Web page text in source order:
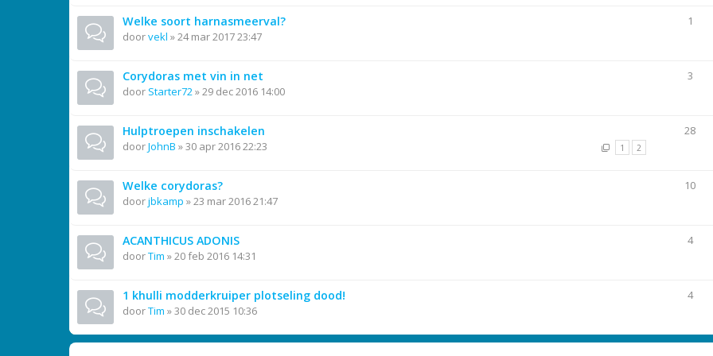
Welke soort harnasmeerval?
doorvekl »24 mar 2017 23:47
1
Corydoras met vin in net
door Starter72»29 dec 2016 14:00
3
Hulptroepen inschakelen
doorJohnB »30 apr 2016 22:23 1 2
28
Welke corydoras?
doorjbkamp »23 mar 2016 21:47
10
ACANTHICUS ADONIS
doorTim »20 feb 2016 14:31
4
1 khulli modderkruiper plotseling dood!
doorTim »30 dec 2015 10:36
4